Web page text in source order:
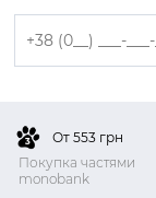
От 553 грн
Покупка частями
monobank